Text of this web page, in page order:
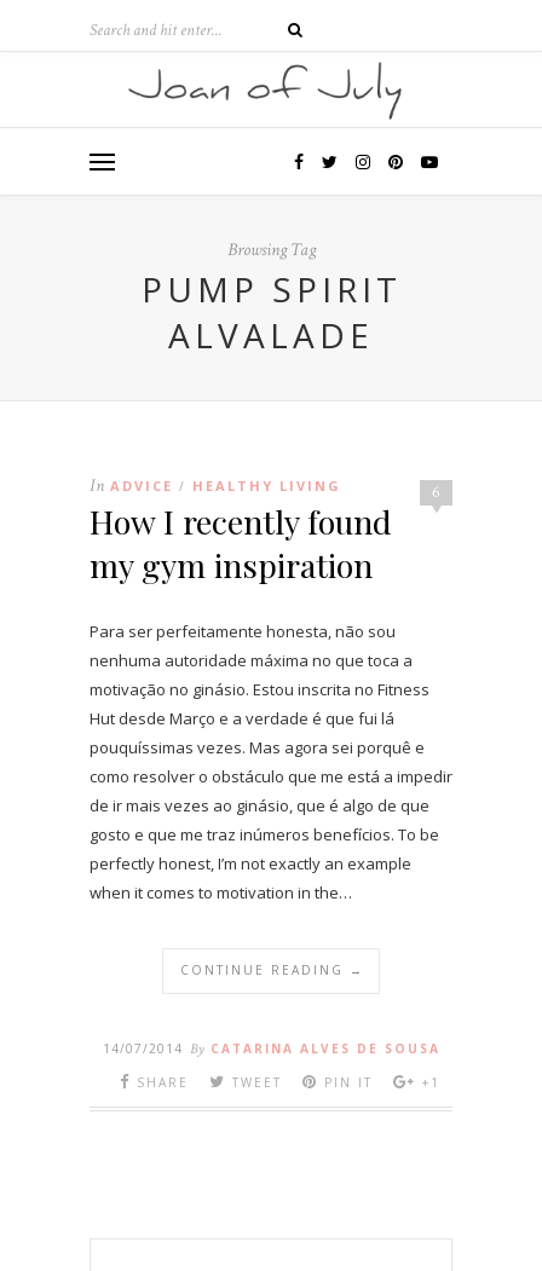
Browsing Tag
PUMP SPIRIT
ALVALADE
6
In ADVICE / HEALTHY LIVING
How I recently found
my gym inspiration
Para ser perfeitamente honesta, não sou
nenhuma autoridade máxima no que toca a
motivação no ginásio. Estou inscrita no Fitness
Hut desde Março e a verdade é que fui lá
pouquíssimas vezes. Mas agora sei porquê e
como resolver o obstáculo que me está a impedir
de ir mais vezes ao ginásio, que é algo de que
gosto e que me traz inúmeros benefícios. To be
perfectly honest, I’m not exactly an example
when it comes to motivation in the…
CONTINUE READING →
14/07/2014 By CATARINA ALVES DE SOUSA
SHARE
TWEET PIN IT +1